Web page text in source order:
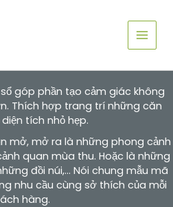
góp phần tạo cảm giác không
Thích hợp trang trí những căn
tích nhỏ hẹp.
mở, mở ra là những phong cảnh
quan mùa thu. Hoặc là những
đồi núi,… Nói chung mẫu mã
nhu cầu cùng sở thích của mỗi
hàng.